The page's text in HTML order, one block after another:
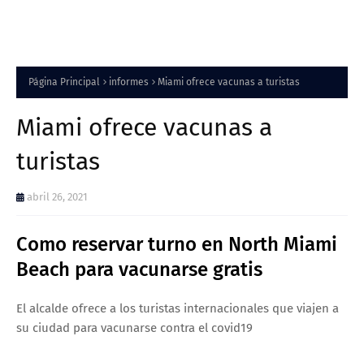
Página Principal informes Miami ofrece vacunas a turistas
Miami ofrece vacunas a
turistas
abril 26, 2021
Como reservar turno en North Miami
Beach para vacunarse gratis
El alcalde ofrece a los turistas internacionales que viajen a
su ciudad para vacunarse contra el covid19